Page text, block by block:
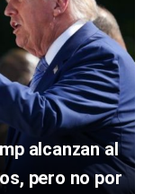
alcanzan al
pero no por